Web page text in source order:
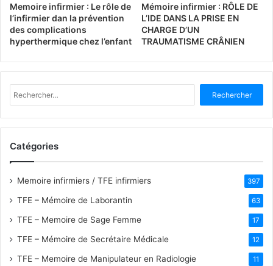
Memoire infirmier : Le rôle de
l’infirmier dan la prévention
des complications
hyperthermique chez l’enfant
Mémoire infirmier : RÔLE DE
L’IDE DANS LA PRISE EN
CHARGE D’UN
TRAUMATISME CRÂNIEN
e
c
h
Catégories
Memoire infirmiers / TFE infirmiers 397
TFE – Mémoire de Laborantin 63
TFE – Memoire de Sage Femme 17
TFE – Mémoire de Secrétaire Médicale 12
TFE – Memoire de Manipulateur en Radiologie 11